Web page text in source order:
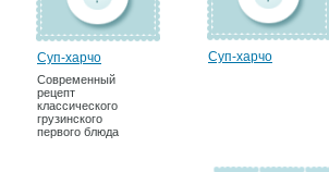
Суп-харчо
Современный
рецепт
классического
грузинского
первого блюда
Суп-харчо